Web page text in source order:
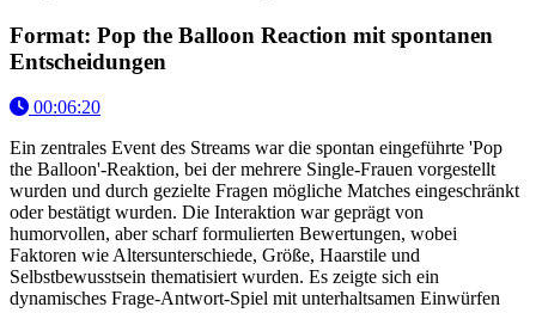
Format: Pop the Balloon Reaction mit spontanen
Entscheidungen
00:06:20
Ein zentrales Event des Streams war die spontan eingeführte 'Pop
the Balloon'-Reaktion, bei der mehrere Single-Frauen vorgestellt
wurden und durch gezielte Fragen mögliche Matches eingeschränkt
oder bestätigt wurden. Die Interaktion war geprägt von
humorvollen, aber scharf formulierten Bewertungen, wobei
Faktoren wie Altersunterschiede, Größe, Haarstile und
Selbstbewusstsein thematisiert wurden. Es zeigte sich ein
dynamisches Frage-Antwort-Spiel mit unterhaltsamen Einwürfen